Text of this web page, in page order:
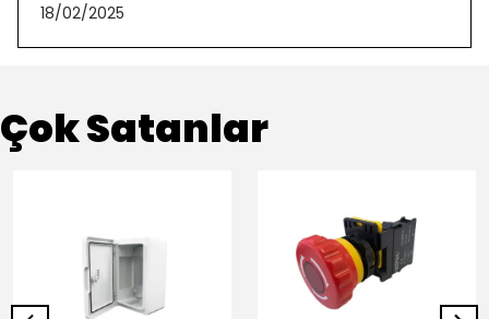
18/02/2025
Çok Satanlar